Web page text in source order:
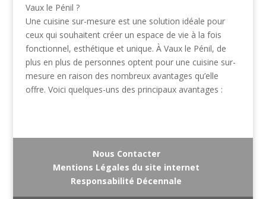
Vaux le Pénil ?
Une cuisine sur-mesure est une solution idéale pour
ceux qui souhaitent créer un espace de vie à la fois
fonctionnel, esthétique et unique. À Vaux le Pénil, de
plus en plus de personnes optent pour une cuisine sur-
mesure en raison des nombreux avantages qu’elle
offre. Voici quelques-uns des principaux avantages :
Nous Contacter
Mentions Légales du site internet
Responsabilité Décennale